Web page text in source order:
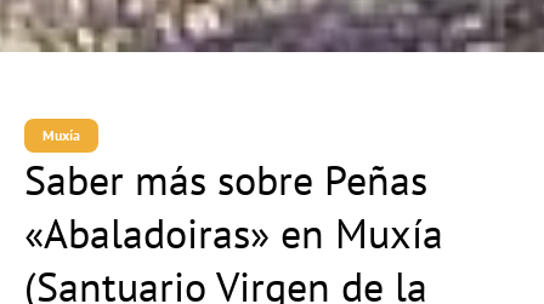
Muxía
Saber más sobre Peñas
«Abaladoiras» en Muxía
(Santuario Virgen de la